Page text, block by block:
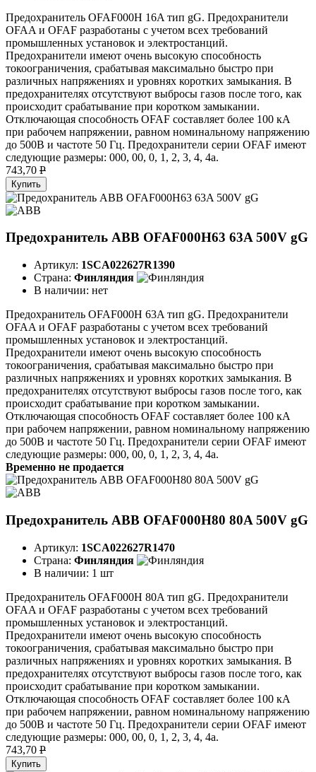
Предохранитель OFAF000H 16A тип gG. Предохранители
OFAA и OFAF разработаны с учетом всех требований
промышленных установок и электростанций.
Предохранители имеют очень высокую способность
токоограничения, срабатывая максимально быстро при
различных напряжениях и уровнях коротких замыкания. В
предохранителях отсутствуют выбросы газов после того, как
происходит срабатывание при коротком замыкании.
Отключающая способность OFAF составляет более 100 кА
при рабочем напряжении, равном номинальному напряжению
до 500В и частоте 50 Гц. Предохранители серии OFAF имеют
следующие размеры: 000, 00, 0, 1, 2, 3, 4, 4а.
743,70 P
Купить
Предохранитель ABB OFAF000H63 63A 500V gG
Артикул: 1SCA022627R1390
Страна: Финляндия
В наличии: нет
Предохранитель OFAF000H 63A тип gG. Предохранители
OFAA и OFAF разработаны с учетом всех требований
промышленных установок и электростанций.
Предохранители имеют очень высокую способность
токоограничения, срабатывая максимально быстро при
различных напряжениях и уровнях коротких замыкания. В
предохранителях отсутствуют выбросы газов после того, как
происходит срабатывание при коротком замыкании.
Отключающая способность OFAF составляет более 100 кА
при рабочем напряжении, равном номинальному напряжению
до 500В и частоте 50 Гц. Предохранители серии OFAF имеют
следующие размеры: 000, 00, 0, 1, 2, 3, 4, 4а.
Временно не продается
Предохранитель ABB OFAF000H80 80A 500V gG
Артикул: 1SCA022627R1470
Страна: Финляндия
В наличии: 1 шт
Предохранитель OFAF000H 80A тип gG. Предохранители
OFAA и OFAF разработаны с учетом всех требований
промышленных установок и электростанций.
Предохранители имеют очень высокую способность
токоограничения, срабатывая максимально быстро при
различных напряжениях и уровнях коротких замыкания. В
предохранителях отсутствуют выбросы газов после того, как
происходит срабатывание при коротком замыкании.
Отключающая способность OFAF составляет более 100 кА
при рабочем напряжении, равном номинальному напряжению
до 500В и частоте 50 Гц. Предохранители серии OFAF имеют
следующие размеры: 000, 00, 0, 1, 2, 3, 4, 4а.
743,70 P
Купить